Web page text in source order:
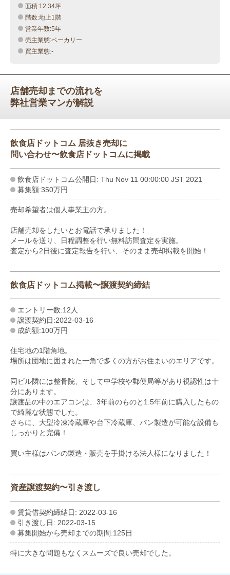
面積:12.34坪
階数:地上1階
営業年数:5年
売主業態:ベーカリー
買主業態:-
店舗売却までの流れを
弊社営業マンが解説
飲食店ドットコム 居抜き売却に
問い合わせ〜飲食店ドットコムに掲載
飲食店ドットコム公開日: Thu Nov 11 00:00:00 JST 2021
募集額:350万円
売却希望者は個人事業主の方。
店舗売却をしたいとお電話で承りました！
メールを送り、日程調整を行い無料訪問査定を実施。
査定から2日後に査定報告を行い、そのまま売却掲載を開始！
飲食店ドットコム掲載〜譲渡契約締結
エントリー数:12人
譲渡契約日:2022-03-16
成約額:100万円
住宅地の1階角地。
場所は団地に囲まれた一角で多くの方がお住まいのエリアです。
同ビル隣には整骨院、そして中学校や郵便局等があり視認性は十
分にあります。
譲渡品の中のエアコンは、3年前のものと1.5年前に購入したもの
で綺麗な状態でした。
さらに、大型冷凍冷蔵庫や台下冷蔵庫、パン製造が可能な設備も
しっかりと完備！
買い主様はパンの製造・販売を手掛ける法人様になりました！
資産譲渡契約〜引き渡し
賃貸借契約締結日: 2022-03-16
引き渡し日: 2022-03-15
募集開始から売却までの期間:125日
特に大きな問題もなくスムーズで良い売却でした。